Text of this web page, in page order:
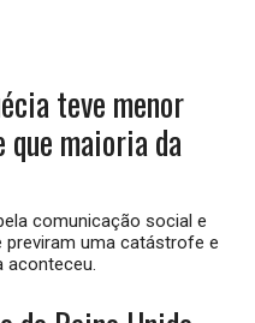
teve menor
que maioria da
comunicação social e
previram uma catástrofe e
aconteceu.